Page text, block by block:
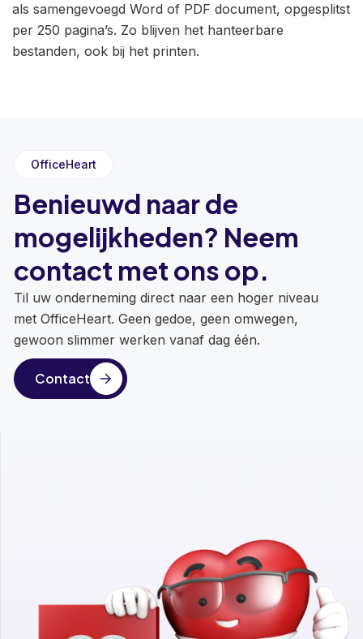
als samengevoegd Word of PDF document, opgesplitst
per 250 pagina’s. Zo blijven het hanteerbare
bestanden, ook bij het printen.
OfficeHeart
Benieuwd naar de
mogelijkheden? Neem
contact met ons op.
Til uw onderneming direct naar een hoger niveau
met OfficeHeart. Geen gedoe, geen omwegen,
gewoon slimmer werken vanaf dag één.
Contact